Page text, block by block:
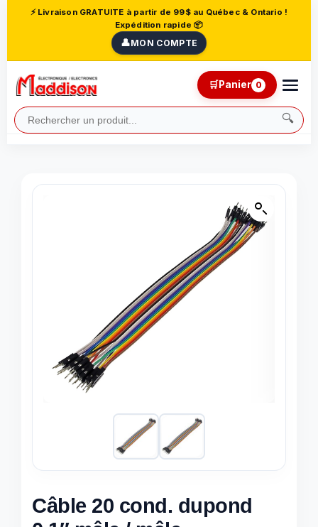
⚡ Livraison GRATUITE à partir de 99$ au Québec & Ontario !
Expédition rapide 📦
👤MON COMPTE
🔍
🛒Panier 0
Câble 20 cond. dupond